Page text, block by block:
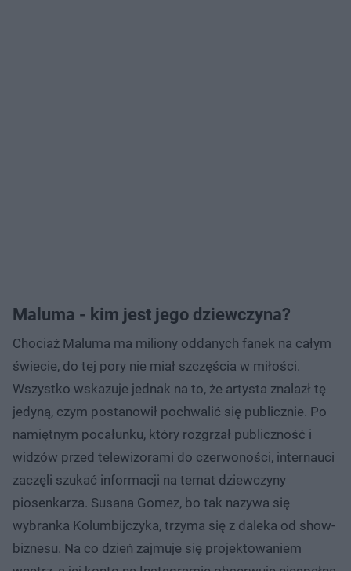
Maluma - kim jest jego dziewczyna?
Chociaż Maluma ma miliony oddanych fanek na całym
świecie, do tej pory nie miał szczęścia w miłości.
Wszystko wskazuje jednak na to, że artysta znalazł tę
jedyną, czym postanowił pochwalić się publicznie. Po
namiętnym pocałunku, który rozgrzał publiczność i
widzów przed telewizorami do czerwoności, internauci
zaczęli szukać informacji na temat dziewczyny
piosenkarza. Susana Gomez, bo tak nazywa się
wybranka Kolumbijczyka, trzyma się z daleka od show-
biznesu. Na co dzień zajmuje się projektowaniem